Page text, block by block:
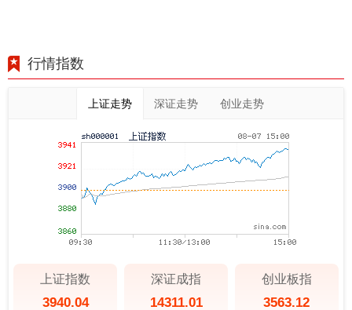
行情指数
上证走势 深证走势 创业走势
上证指数
3940.04
深证成指
14311.01
创业板指
3563.12